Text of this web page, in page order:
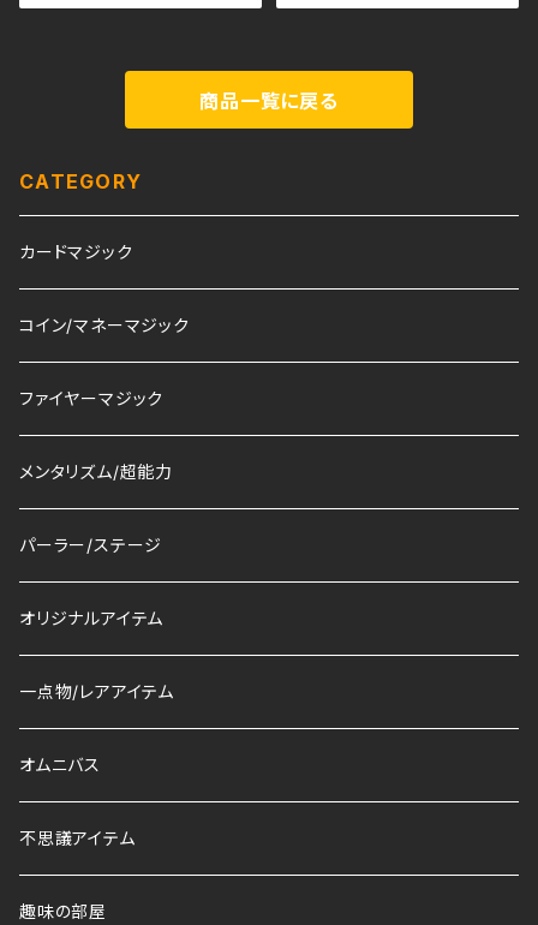
商品一覧に戻る
CATEGORY
カードマジック
コイン/マネーマジック
ファイヤーマジック
メンタリズム/超能力
パーラー/ステージ
オリジナルアイテム
一点物/レアアイテム
オムニバス
不思議アイテム
趣味の部屋